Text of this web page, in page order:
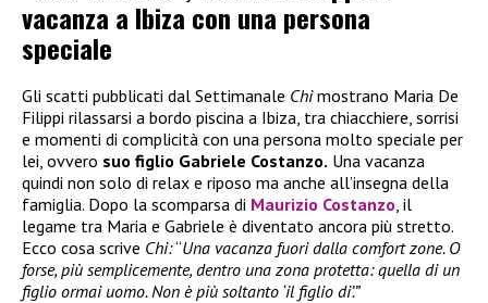
vacanza a Ibiza con una persona
speciale
Gli scatti pubblicati dal Settimanale Chimostrano Maria De
Filippi rilassarsi a bordo piscina a Ibiza, tra chiacchiere, sorrisi
e momenti di complicità con una persona molto speciale per
lei, ovvero suo figlio Gabriele Costanzo. Una vacanza
quindi non solo di relax e riposo ma anche all’insegna della
famiglia. Dopo la scomparsa di Maurizio Costanzo , il
legame tra Maria e Gabriele è diventato ancora più stretto.
Ecco cosa scrive Chi:“Una vacanza fuori dalla comfort zone. O
forse, più semplicemente, dentro una zona protetta: quella di un
figlio ormai uomo. Non è più soltanto ‘il figlio di’.”